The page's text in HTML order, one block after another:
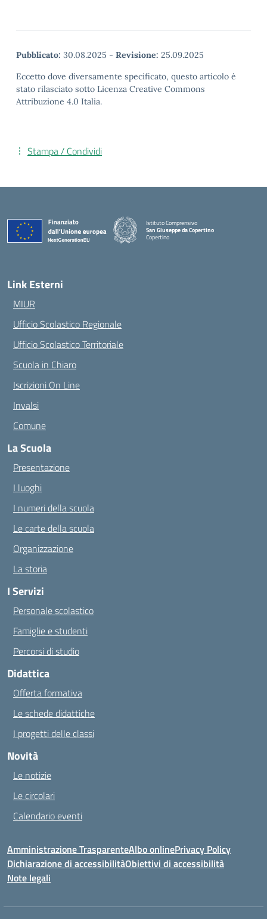
Pubblicato: 30.08.2025 - Revisione: 25.09.2025
Eccetto dove diversamente specificato, questo articolo è
stato rilasciato sotto Licenza Creative Commons
Attribuzione 4.0 Italia.
Stampa / Condividi
Istituto Comprensivo
San Giuseppe da Copertino
Copertino
— Visita la pagina iniziale della scuola
Link Esterni
MIUR
Ufficio Scolastico Regionale
Ufficio Scolastico Territoriale
Scuola in Chiaro
Iscrizioni On Line
Invalsi
Comune
La Scuola
Presentazione
I luoghi
I numeri della scuola
Le carte della scuola
Organizzazione
La storia
I Servizi
Personale scolastico
Famiglie e studenti
Percorsi di studio
Didattica
Offerta formativa
Le schede didattiche
I progetti delle classi
Novità
Le notizie
Le circolari
Calendario eventi
Amministrazione TrasparenteAlbo onlinePrivacy Policy
Dichiarazione di accessibilitàObiettivi di accessibilità
Note legali